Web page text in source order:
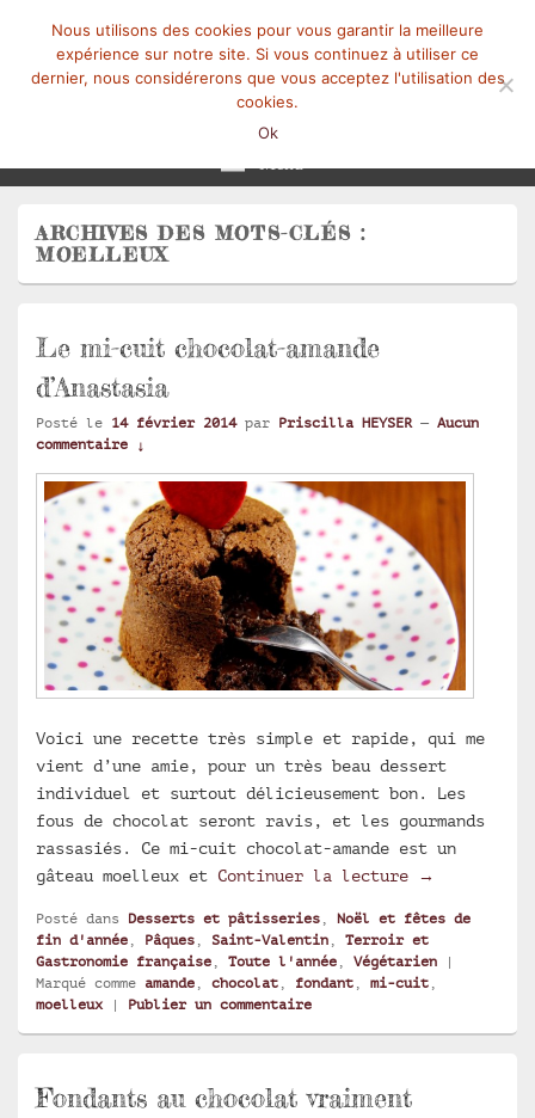
ARCHIVES DES MOTS-CLÉS :
MOELLEUX
Le mi-cuit chocolat-amande
d’Anastasia
Posté le 14 février 2014 par Priscilla HEYSER — Aucun
commentaire ↓
Voici une recette très simple et rapide, qui me
vient d’une amie, pour un très beau dessert
individuel et surtout délicieusement bon. Les
fous de chocolat seront ravis, et les gourmands
rassasiés. Ce mi-cuit chocolat-amande est un
gâteau moelleux et Continuer la lecture Le mi-cuit
→
Posté dans Desserts et pâtisseries , Noël et fêtes de
fin d'année , Pâques , Saint-Valentin , Terroir et
Gastronomie française , Toute l'année , Végétarien
|
Marqué comme amande , chocolat , fondant , mi-cuit ,
moelleux
| Publier un commentaire
Fondants au chocolat vraiment
Nous utilisons des cookies pour vous garantir la meilleure
expérience sur notre site. Si vous continuez à utiliser ce
dernier, nous considérerons que vous acceptez l'utilisation des
cookies.
Ok